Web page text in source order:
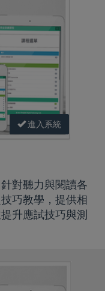
進入系統
對聽力與閱讀各
巧教學，提供相
升應試技巧與測